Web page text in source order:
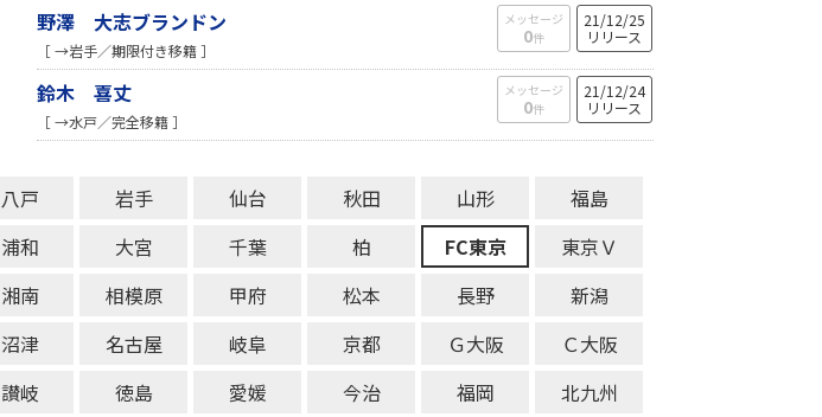
野澤 大志ブランドン
［ →岩手／期限付き移籍 ］
メッセージ
0件
21/12/25
リリース
鈴木 喜丈
［ →水戸／完全移籍 ］
メッセージ
0件
21/12/24
リリース
八戸 岩手 仙台 秋田 山形
福島
浦和 大宮 千葉 柏 FC東京
東京Ｖ
湘南 相模原 甲府 松本 長野
新潟
沼津 名古屋 岐阜 京都 Ｇ大阪
Ｃ大阪
讃岐 徳島 愛媛 今治 福岡 北九州